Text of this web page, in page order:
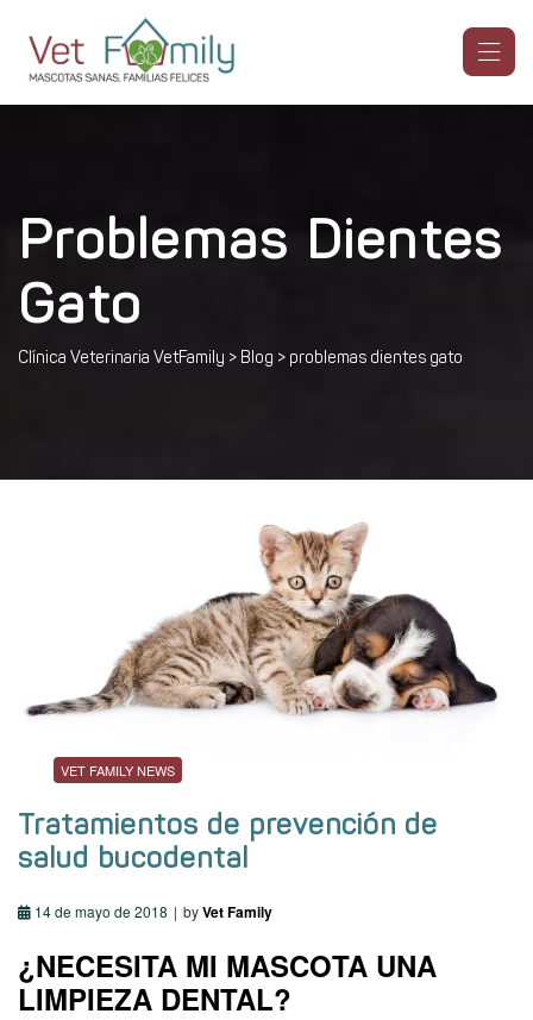
Problemas Dientes
Gato
Clínica Veterinaria VetFamily > Blog > problemas dientes gato
VET FAMILY NEWS
Tratamientos de prevención de
salud bucodental
14 de mayo de 2018 byVet Family
¿NECESITA MI MASCOTA UNA
LIMPIEZA DENTAL?